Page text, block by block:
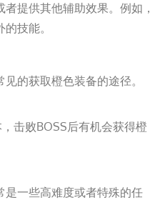
提供其他辅助效果。例如，
技能。
的获取橙色装备的途径。
击败BOSS后有机会获得橙
是一些高难度或者特殊的任